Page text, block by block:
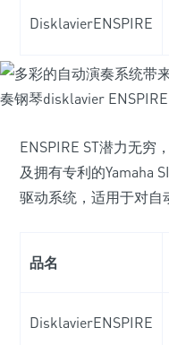
DisklavierENSPIRE
ENSPIRE ST潜力无穷
及拥有专利的Yamaha
驱动系统，适用于对自
品名
DisklavierENSPIRE